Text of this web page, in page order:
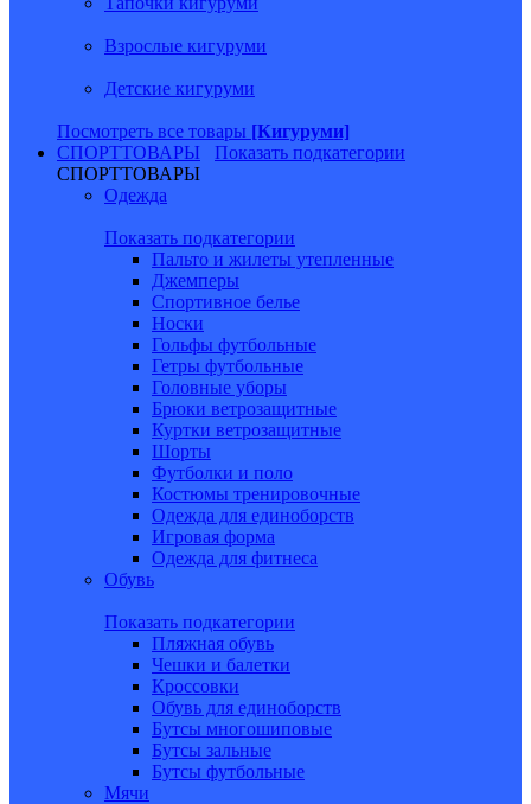
Взрослые кигуруми
Детские кигуруми
Посмотреть все товары [Кигуруми]
СПОРТТОВАРЫ
Показать подкатегории
СПОРТТОВАРЫ
Одежда
Показать подкатегории
Пальто и жилеты утепленные
Джемперы
Спортивное белье
Носки
Гольфы футбольные
Гетры футбольные
Головные уборы
Брюки ветрозащитные
Куртки ветрозащитные
Шорты
Футболки и поло
Костюмы тренировочные
Одежда для единоборств
Игровая форма
Одежда для фитнеса
Обувь
Показать подкатегории
Пляжная обувь
Чешки и балетки
Кроссовки
Обувь для единоборств
Бутсы многошиповые
Бутсы зальные
Бутсы футбольные
Мячи